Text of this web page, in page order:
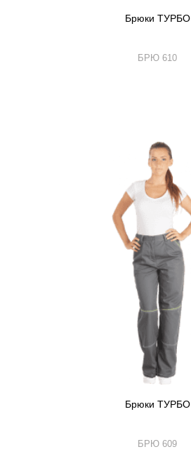
Брюки ТУРБО
БРЮ 610
Брюки ТУРБО
БРЮ 609